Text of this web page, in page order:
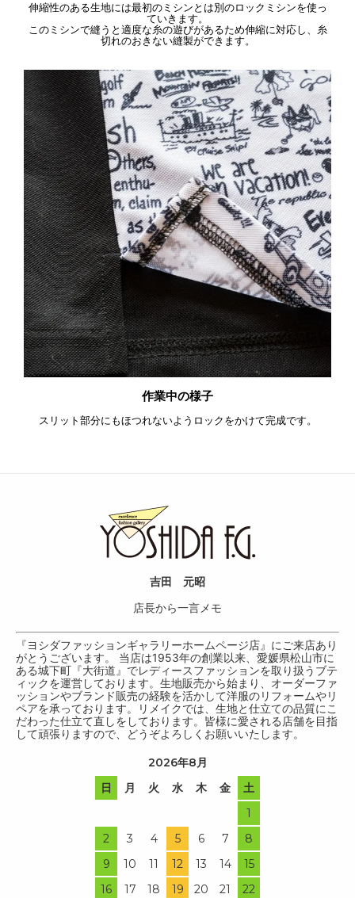
伸縮性のある生地には最初のミシンとは別のロックミシンを使っ
ていきます。
このミシンで縫うと適度な糸の遊びがあるため伸縮に対応し、糸
切れのおきない縫製ができます。
作業中の様子
スリット部分にもほつれないようロックをかけて完成です。
吉田 元昭
店長から一言メモ
『ヨシダファッションギャラリーホームページ店』にご来店あり
がとうございます。 当店は1953年の創業以来、愛媛県松山市に
ある城下町『大街道』でレディースファッションを取り扱うブテ
ィックを運営しております。生地販売から始まり、オーダーファ
ッションやブランド販売の経験を活かして洋服のリフォームやリ
ペアを承っております。リメイクでは、生地と仕立ての品質にこ
だわった仕立て直しをしております。皆様に愛される店舗を目指
して頑張りますので、どうぞよろしくお願いいたします。
2026年8月
日
月 火 水 木 金
土
1
2
3 4 5 6 7
8
9
10 11 12 13 14
15
16
17 18 19 20 21
22